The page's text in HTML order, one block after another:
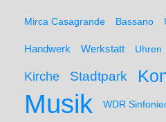
Mirca Casagrande Bassano
Handwerk Werkstatt Uhren
Kirche Stadtpark
Musik WDR